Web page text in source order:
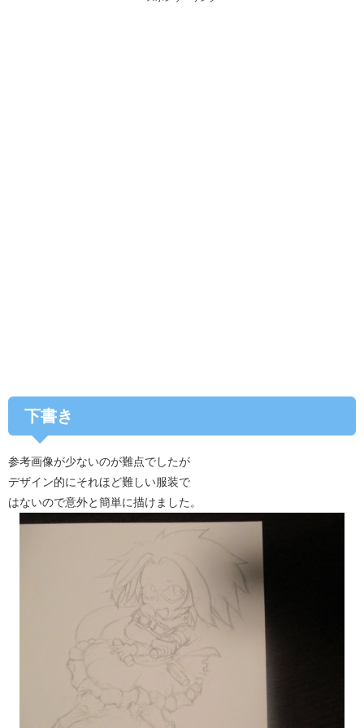
下書き
参考画像が少ないのが難点でしたが
デザイン的にそれほど難しい服装で
はないので意外と簡単に描けました。